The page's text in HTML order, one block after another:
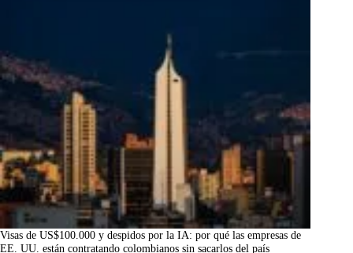
Visas de US$100.000 y despidos por la IA: por qué las empresas de
EE. UU. están contratando colombianos sin sacarlos del país